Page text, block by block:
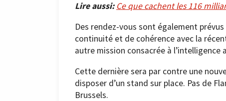
Lire aussi: Ce que cachent les 116
Des rendez-vous sont également
continuité et de cohérence avec la
autre mission consacrée à l’intelligence
Cette dernière sera par contre une
disposer d’un stand sur place. Pas de
Brussels.